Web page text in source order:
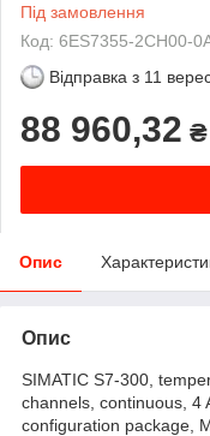
Під замовлення
Код: 6ES7355-2CH00-
Відправка з 11
88 960,32 ₴
Опис
Опис
SIMATIC S7-300,
channels, continuous, 4
configuration package,